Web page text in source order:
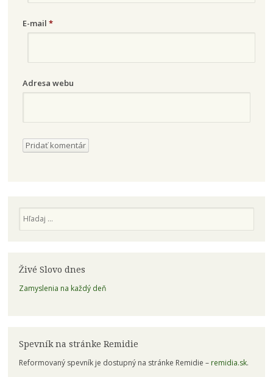
E-mail *
Adresa webu
Živé Slovo dnes
Zamyslenia na každý deň
Spevník na stránke Remidie
Reformovaný spevník je dostupný na stránke Remidie – remidia.sk.